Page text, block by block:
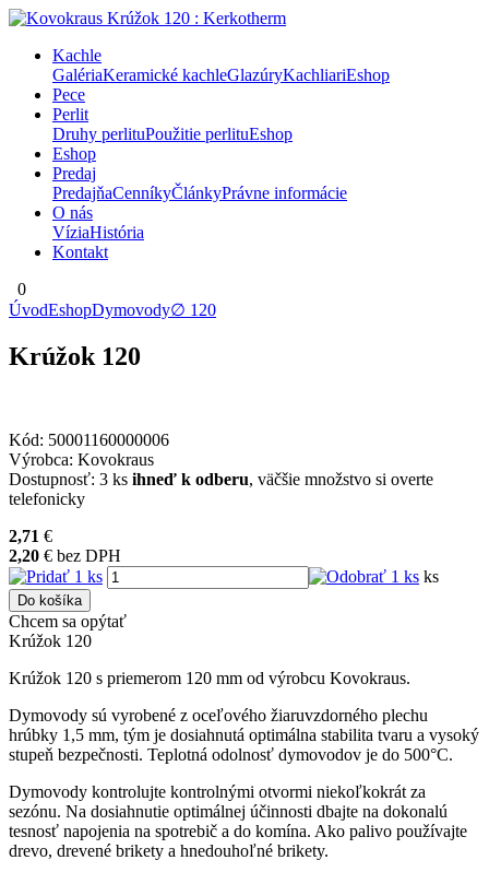
Kachle
GalériaKeramické kachleGlazúryKachliariEshop
Pece
Perlit
Druhy perlituPoužitie perlituEshop
Eshop
Predaj
PredajňaCenníkyČlánkyPrávne informácie
O nás
VíziaHistória
Kontakt
0
ÚvodEshopDymovody∅ 120
Krúžok 120
Kód: 50001160000006
Výrobca: Kovokraus
Dostupnosť: 3 ks ihneď k odberu, väčšie množstvo si overte
telefonicky
2,71 €
2,20 € bez DPH
ks
Do košíka
Chcem sa opýtať
Krúžok 120
Krúžok 120 s priemerom 120 mm od výrobcu Kovokraus.
Dymovody sú vyrobené z oceľového žiaruvzdorného plechu
hrúbky 1,5 mm, tým je dosiahnutá optimálna stabilita tvaru a vysoký
stupeň bezpečnosti. Teplotná odolnosť dymovodov je do 500°C.
Dymovody kontrolujte kontrolnými otvormi niekoľkokrát za
sezónu. Na dosiahnutie optimálnej účinnosti dbajte na dokonalú
tesnosť napojenia na spotrebič a do komína. Ako palivo používajte
drevo, drevené brikety a hnedouhoľné brikety.